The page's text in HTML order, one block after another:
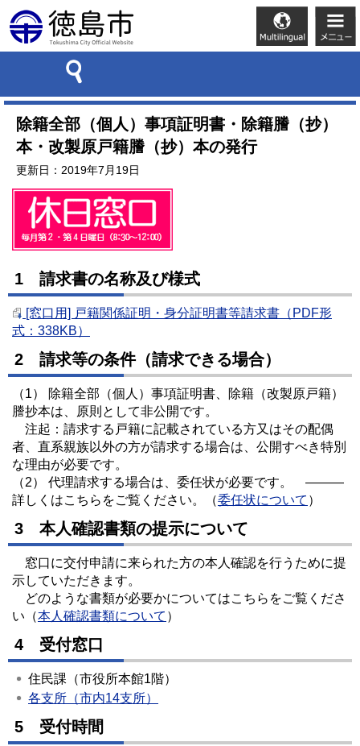
除籍全部（個人）事項証明書・除籍謄（抄）
本・改製原戸籍謄（抄）本の発行
更新日：2019年7月19日
1 請求書の名称及び様式
[窓口用] 戸籍関係証明・身分証明書等請求書（PDF形
式：338KB）
2 請求等の条件（請求できる場合）
（1） 除籍全部（個人）事項証明書、除籍（改製原戸籍）
謄抄本は、原則として非公開です。
注起：請求する戸籍に記載されている方又はその配偶
者、直系親族以外の方が請求する場合は、公開すべき特別
な理由が必要です。
（2） 代理請求する場合は、委任状が必要です。 ―――
詳しくはこちらをご覧ください。（委任状について ）
3 本人確認書類の提示について
窓口に交付申請に来られた方の本人確認を行うために提
示していただきます。
どのような書類が必要かについてはこちらをご覧くださ
い（本人確認書類について ）
4 受付窓口
住民課（市役所本館1階）
各支所（市内14支所）
5 受付時間